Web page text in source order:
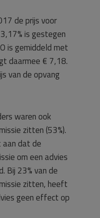
de prijs voor
is gestegen
is gemiddeld met
daarmee € 7,18.
van de opvang
waren ook
zitten (53%).
aan dat de
om een advies
Bij 23% van de
zitten, heeft
geen effect op